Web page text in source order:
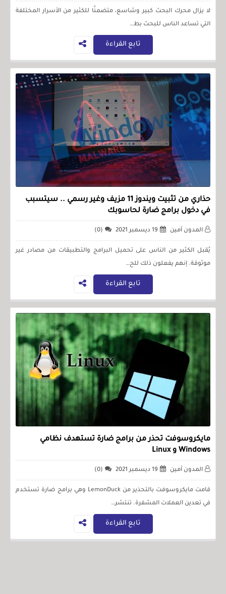
لا يزال محرك البحث كبير وشاسع، متضمنًا للكثير من الأسرار المختلفة
التي تساعد الناس للبحث بط…
تابع القراءة
حذاري من تثبيت ويندوز 11 مزيف وغير رسمي .. سيتسبب
في دخول برامج ضارة لحاسوبك
المدون أمين 19 ديسمبر 2021 (0)
يُقبل الكثير من الناس على تحميل البرامج والتطبيقات من مصادر غير
موثوقة. إنهم يفعلون ذلك للح…
تابع القراءة
مايكروسوفت تحذر من برامج ضارة تستهدف نظامي
Windows و Linux
المدون أمين 19 ديسمبر 2021 (0)
قامت مايكروسوفت بالتحذير من LemonDuck وهي برامج ضارة تستخدم
في تعدين العملات المشفرة. تنتشر…
تابع القراءة